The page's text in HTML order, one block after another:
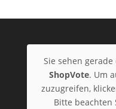
Sie sehen
ShopVote. Um
zuzugreifen,
Bitte beachten